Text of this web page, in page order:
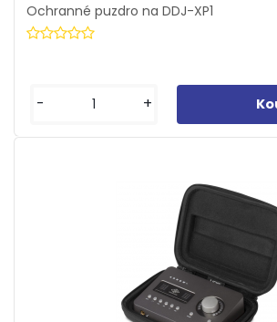
Ochranné puzdro na DDJ-XP1
- +